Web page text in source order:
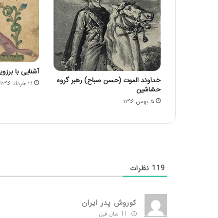
خداوند الموت (حسن صباح) رهبر گروه
حشاشین
۵ بهمن ۱۳۹۶
آشنایی با
۲۱ خرداد ۱۳۹۶
119 نظرات
کوروش پدر ایران